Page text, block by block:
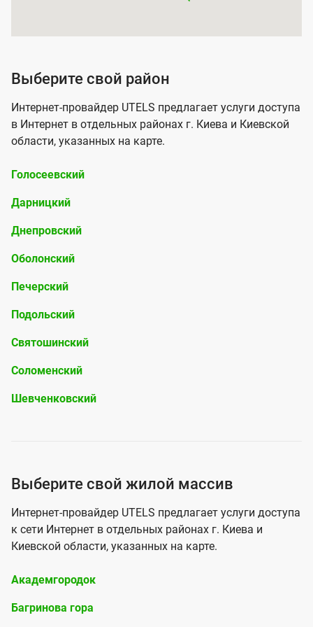
с
у
г
й
п
о
д
к
л
ю
е
н
и
е
т
и
И
т
е
А
д
м
и
н
с
т
р
т
и
в
н
й
о
н
г
о
р
о
Выберите свой район
Интернет-провайдер UTELS предлагает услуги доступа
в Интернет в отдельных районах г. Киева и Киевской
области, указанных на карте.
Голосеевский
Дарницкий
Днепровский
Оболонский
Печерский
Подольский
Святошинский
Соломенский
Шевченковский
Ж
и
л
о
й
и
Выберите свой жилой массив
Интернет-провайдер UTELS предлагает услуги доступа
к сети Интернет в отдельных районах г. Киева и
Киевской области, указанных на карте.
Академгородок
Багринова гора